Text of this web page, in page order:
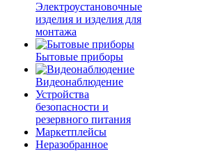
Электроустановочные
изделия и изделия для
монтажа
Бытовые приборы
Видеонаблюдение
Устройства
безопасности и
резервного питания
Маркетплейсы
Неразобранное